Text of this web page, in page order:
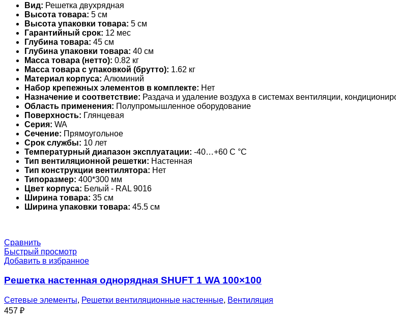
Вид: Решетка двухрядная
Высота товара: 5 см
Высота упаковки товара: 5 см
Гарантийный срок: 12 мес
Глубина товара: 45 см
Глубина упаковки товара: 40 см
Масса товара (нетто): 0.82 кг
Масса товара с упаковкой (брутто): 1.62 кг
Материал корпуса: Алюминий
Набор крепежных элементов в комплекте: Нет
Назначение и соответствие: Раздача и удаление воздуха в системах вентиляции,
Область применения: Полупромышленное оборудование
Поверхность: Глянцевая
Серия: WA
Сечение: Прямоугольное
Срок службы: 10 лет
Температурный диапазон эксплуатации: -40…+60 С °С
Тип вентиляционной решетки: Настенная
Тип конструкции вентилятора: Нет
Типоразмер: 400*300 мм
Цвет корпуса: Белый - RAL 9016
Ширина товара: 35 см
Ширина упаковки товара: 45.5 см
Сравнить
Быстрый просмотр
Добавить в избранное
Решетка настенная однорядная SHUFT 1 WA 100×100
Сетевые элементы, Решетки вентиляционные настенные, Вентиляция
457 ₽